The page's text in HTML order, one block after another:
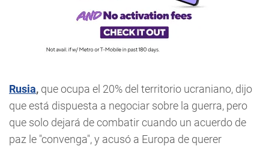
Rusia, que ocupa el 20% del territorio ucraniano, dijo
que está dispuesta a negociar sobre la guerra, pero
que solo dejará de combatir cuando un acuerdo de
paz le "convenga", y acusó a Europa de querer